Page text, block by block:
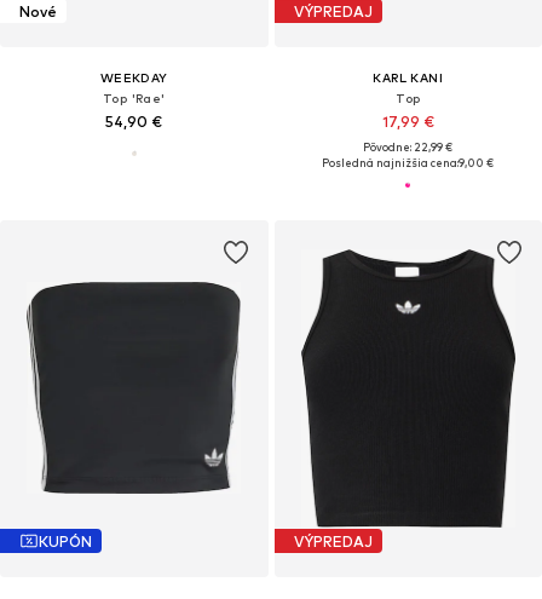
Nové
WEEKDAY
Top 'Rae'
54,90 €
VÝPREDAJ
KARL KANI
Top
17,99 €
Pôvodne: 22,99 €
Posledná najnižšia cena:9,00 €
KUPÓN VÝPREDAJ